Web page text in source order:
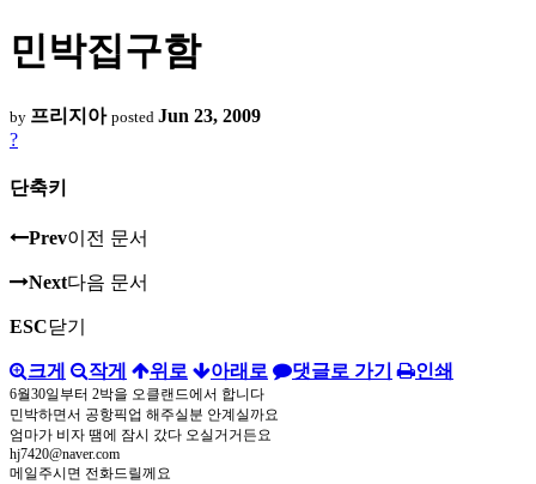
민박집구함
by 프리지아 posted Jun 23, 2009
?
단축키
Prev이전 문서
Next다음 문서
ESC닫기
크게 작게 위로 아래로 댓글로 가기 인쇄
6월30일부터 2박을 오클랜드에서 합니다
민박하면서 공항픽업 해주실분 안계실까요
엄마가 비자 땜에 잠시 갔다 오실거거든요
hj7420@naver.com
메일주시면 전화드릴께요